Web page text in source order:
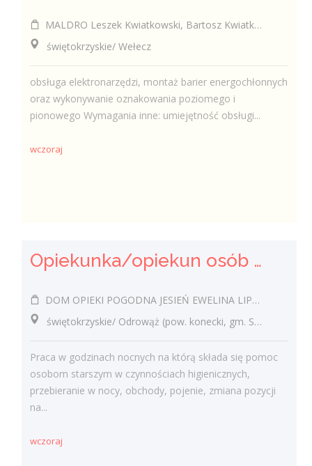
MALDRO Leszek Kwiatkowski, Bartosz Kwiatkowski, Szymon Kwiatkowski spółka cywilna
świętokrzyskie/ Wełecz
obsługa elektronarzędzi, montaż barier energochłonnych
oraz wykonywanie oznakowania poziomego i
pionowego Wymagania inne: umiejętność obsługi...
wczoraj
Opiekunka/opiekun osób starszych
DOM OPIEKI POGODNA JESIEŃ EWELINA LIPIEC
świętokrzyskie/ Odrowąż (pow. konecki, gm. Stąporków), Odrowąż
Praca w godzinach nocnych na którą składa się pomoc
osobom starszym w czynnościach higienicznych,
przebieranie w nocy, obchody, pojenie, zmiana pozycji
na...
wczoraj